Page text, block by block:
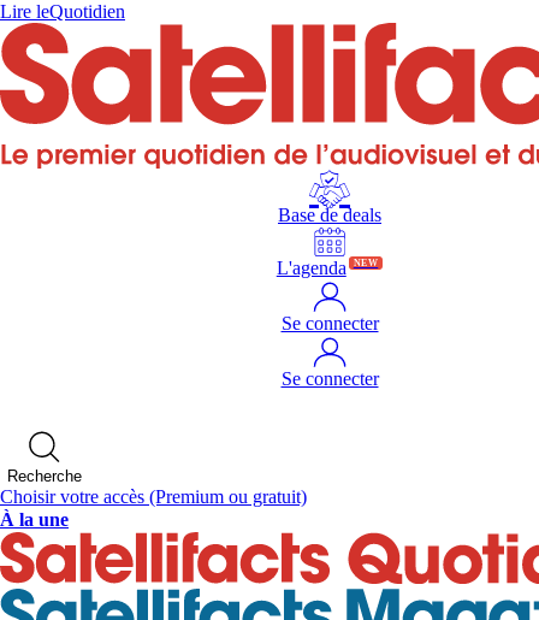
Lire leQuotidien
Base de deals
L'agenda NEW
Se connecter
Se connecter
Recherche
Choisir votre accès (Premium ou gratuit)
À la une